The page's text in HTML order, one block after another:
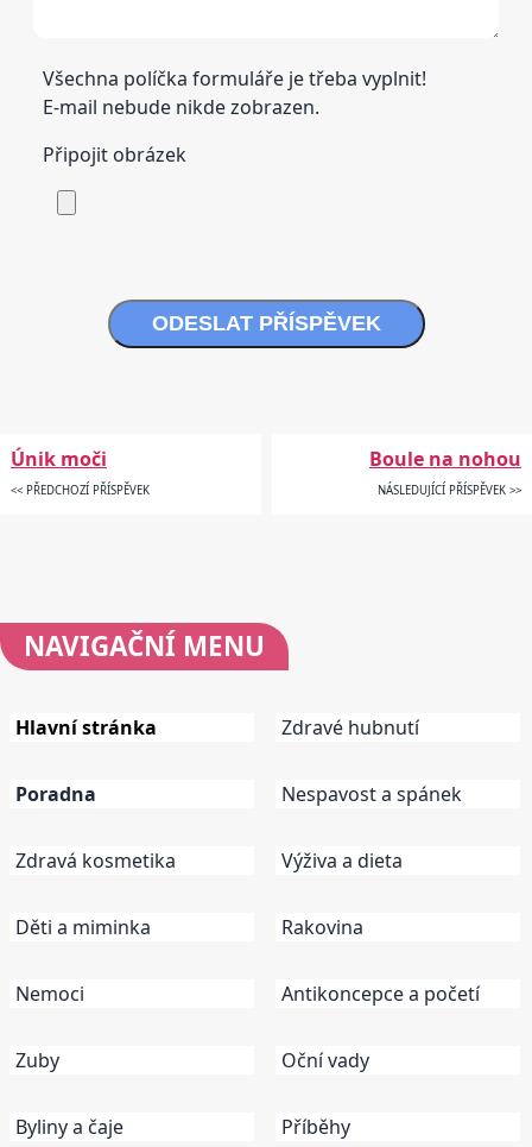
Všechna políčka formuláře je třeba vyplnit!
E-mail nebude nikde zobrazen.
Připojit obrázek
ODESLAT PŘÍSPĚVEK
Únik moči
<< PŘEDCHOZÍ PŘÍSPĚVEK
Boule na nohou
NÁSLEDUJÍCÍ PŘÍSPĚVEK >>
NAVIGAČNÍ MENU
Hlavní stránka
Poradna
Zdravá kosmetika
Děti a miminka
Nemoci
Zuby
Byliny a čaje
Zdravé hubnutí
Nespavost a spánek
Výživa a dieta
Rakovina
Antikoncepce a početí
Oční vady
Příběhy